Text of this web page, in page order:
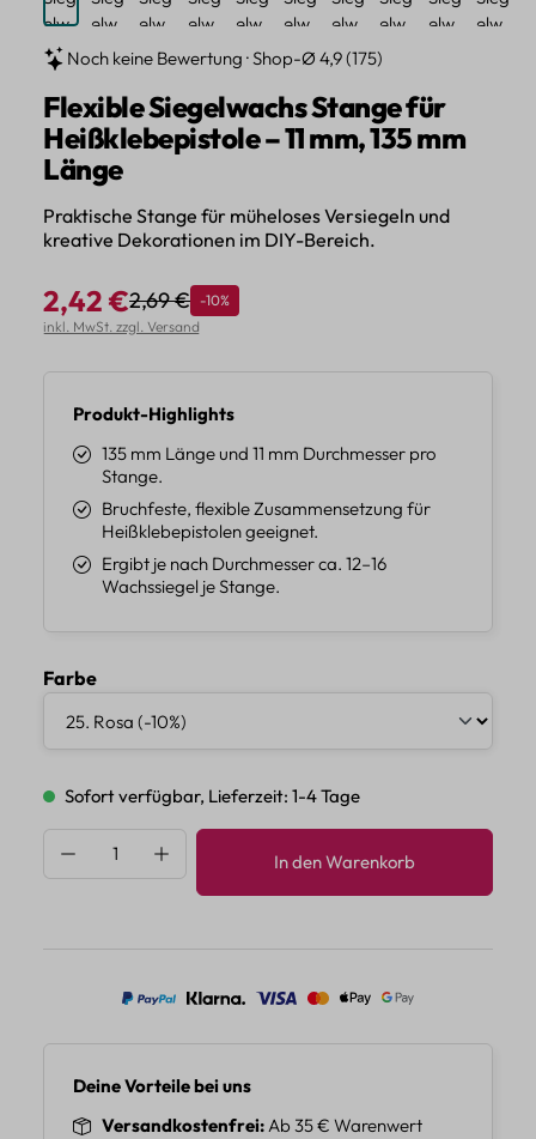
Noch keine Bewertung · Shop-Ø 4,9 (175)
Flexible Siegelwachs Stange für
Heißklebepistole – 11 mm, 135 mm
Länge
Praktische Stange für müheloses Versiegeln und
kreative Dekorationen im DIY-Bereich.
Verkaufspreis:
2,42 €Regulärer Preis:
2,69 € Rabatt
-10%
inkl. MwSt. zzgl. Versand
Produkt-Highlights
135 mm Länge und 11 mm Durchmesser pro
Stange.
Bruchfeste, flexible Zusammensetzung für
Heißklebepistolen geeignet.
Ergibt je nach Durchmesser ca. 12–16
Wachssiegel je Stange.
Farbeauswählen
Sofort verfügbar, Lieferzeit: 1-4 Tage
Produkt Anzahl: Gib den gewünschten
In den Warenkorb
Deine Vorteile bei uns
Versandkostenfrei Ab 35 € Warenwert